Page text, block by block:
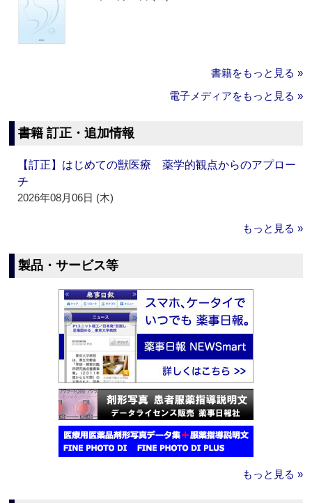
書籍をもっと見る »
電子メディアをもっと見る »
書籍 訂正・追加情報
【訂正】はじめての獣医療 薬学的観点からのアプロー
チ
2026年08月06日 (木)
もっと見る »
製品・サービス等
もっと見る »